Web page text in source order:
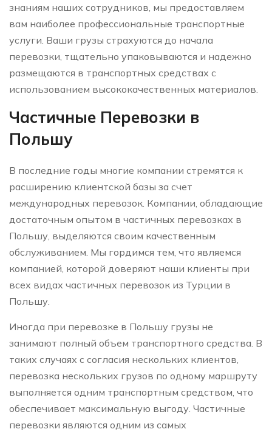
знаниям наших сотрудников, мы предоставляем
вам наиболее профессиональные транспортные
услуги. Ваши грузы страхуются до начала
перевозки, тщательно упаковываются и надежно
размещаются в транспортных средствах с
использованием высококачественных материалов.
Частичные Перевозки в
Польшу
В последние годы многие компании стремятся к
расширению клиентской базы за счет
международных перевозок. Компании, обладающие
достаточным опытом в частичных перевозках в
Польшу, выделяются своим качественным
обслуживанием. Мы гордимся тем, что являемся
компанией, которой доверяют наши клиенты при
всех видах частичных перевозок из Турции в
Польшу.
Иногда при перевозке в Польшу грузы не
занимают полный объем транспортного средства. В
таких случаях с согласия нескольких клиентов,
перевозка нескольких грузов по одному маршруту
выполняется одним транспортным средством, что
обеспечивает максимальную выгоду. Частичные
перевозки являются одним из самых